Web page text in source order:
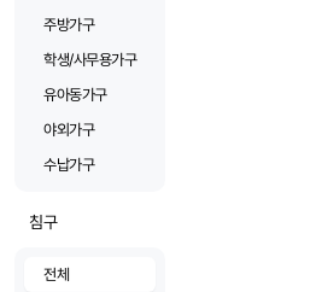
주방가구
학생/사무용가구
유아동가구
야외가구
수납가구
침구
전체